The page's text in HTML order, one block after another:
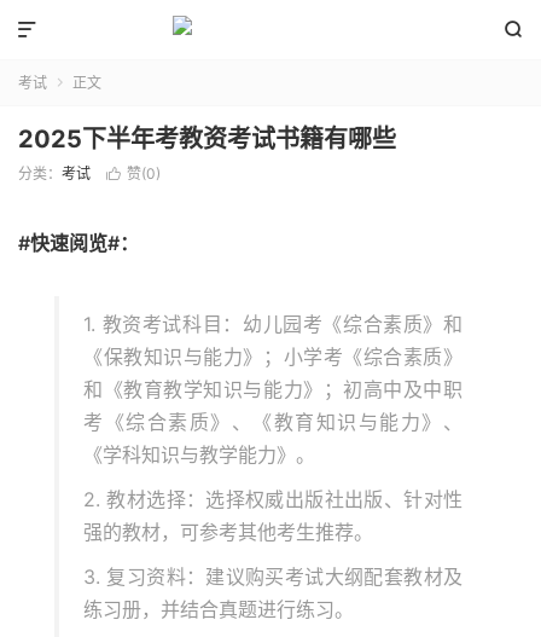


考试  正文
2025下半年考教资考试书籍有哪些
分类： 考试  赞(0)
#快速阅览#：
1. 教资考试科目：幼儿园考《综合素质》和
《保教知识与能力》；小学考《综合素质》
和《教育教学知识与能力》；初高中及中职
考《综合素质》、《教育知识与能力》、
《学科知识与教学能力》。
2. 教材选择：选择权威出版社出版、针对性
强的教材，可参考其他考生推荐。
3. 复习资料：建议购买考试大纲配套教材及
练习册，并结合真题进行练习。